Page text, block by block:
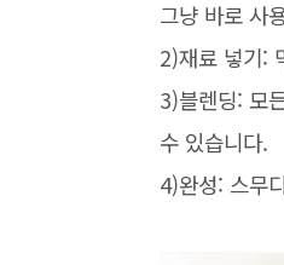
그냥 바로 사
2)재료 넣기:
3)블렌딩: 모
수 있습니다.
4)완성: 스무